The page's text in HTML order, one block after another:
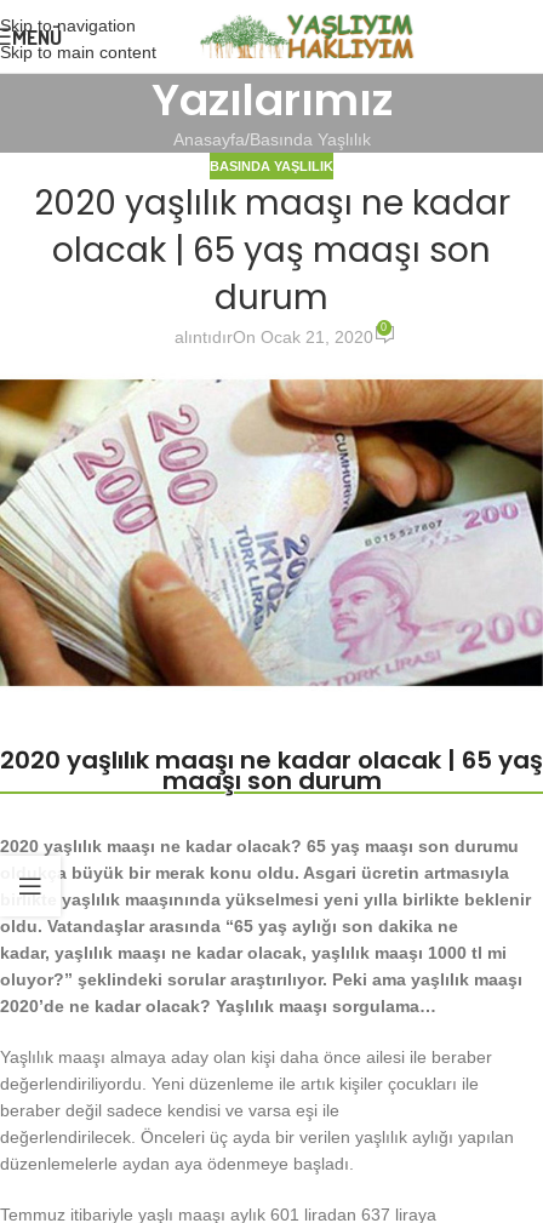
Skip to navigation
Skip to main content
MENÜ
Yazılarımız
Anasayfa Basında Yaşlılık
BASINDA YAŞLILIK
2020 yaşlılık maaşı ne kadar
olacak | 65 yaş maaşı son
durum
alıntıdırOn Ocak 21, 2020 0
2020 yaşlılık maaşı ne kadar olacak | 65 yaş
maaşı son durum
2020 yaşlılık maaşı ne kadar olacak? 65 yaş maaşı son durumu
oldukça büyük bir merak konu oldu. Asgari ücretin artmasıyla
birlikte yaşlılık maaşınında yükselmesi yeni yılla birlikte beklenir
oldu. Vatandaşlar arasında “65 yaş aylığı son dakika ne
kadar, yaşlılık maaşı ne kadar olacak, yaşlılık maaşı 1000 tl mi
oluyor?” şeklindeki sorular araştırılıyor. Peki ama yaşlılık maaşı
2020’de ne kadar olacak? Yaşlılık maaşı sorgulama…
Yaşlılık maaşı almaya aday olan kişi daha önce ailesi ile beraber
değerlendiriliyordu. Yeni düzenleme ile artık kişiler çocukları ile
beraber değil sadece kendisi ve varsa eşi ile
değerlendirilecek. Önceleri üç ayda bir verilen yaşlılık aylığı yapılan
düzenlemelerle aydan aya ödenmeye başladı.
Temmuz itibariyle yaşlı maaşı aylık 601 liradan 637 liraya